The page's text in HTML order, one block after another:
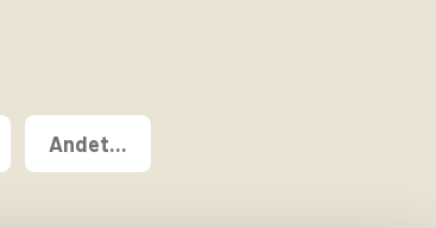
Andet...